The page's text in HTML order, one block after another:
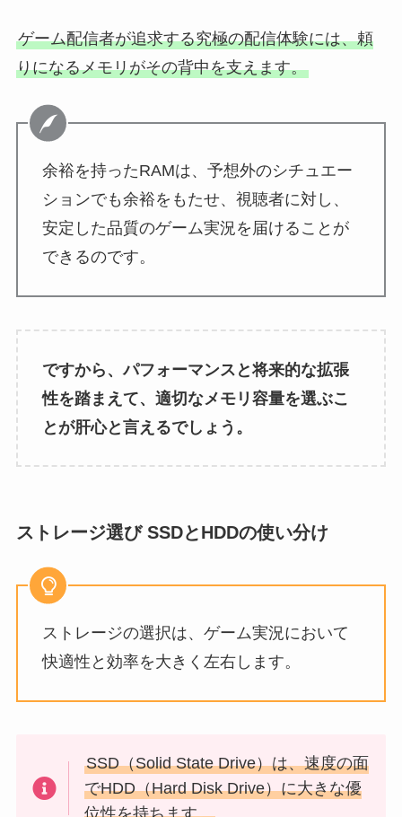
ゲーム配信者が追求する究極の配信体験には、頼
りになるメモリがその背中を支えます。
余裕を持ったRAMは、予想外のシチュエー
ションでも余裕をもたせ、視聴者に対し、
安定した品質のゲーム実況を届けることが
できるのです。
ですから、パフォーマンスと将来的な拡張
性を踏まえて、適切なメモリ容量を選ぶこ
とが肝心と言えるでしょう。
ストレージ選び SSDとHDDの使い分け
ストレージの選択は、ゲーム実況において
快適性と効率を大きく左右します。
SSD（Solid State Drive）は、速度の面
でHDD（Hard Disk Drive）に大きな優
位性を持ちます。